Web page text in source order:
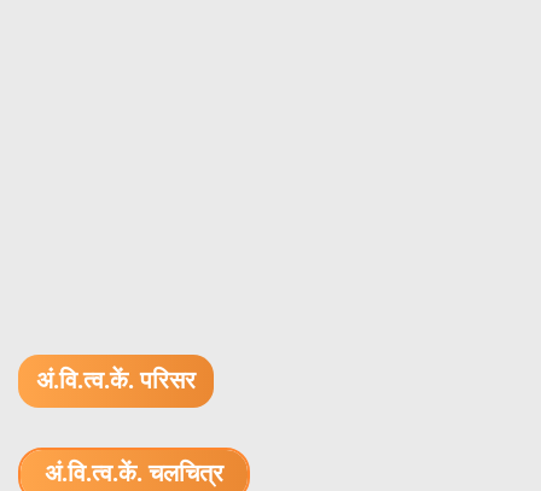
अं.वि.त्व.कें. परिसर
अं.वि.त्व.कें. चलचित्र